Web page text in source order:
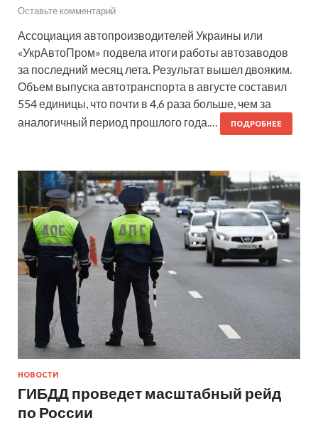
Оставьте комментарий
Ассоциация автопроизводителей Украины или
«УкрАвтоПром» подвела итоги работы автозаводов
за последний месяц лета. Результат вышел двояким.
Объем выпуска автотранспорта в августе составил
554 единицы, что почти в 4,6 раза больше, чем за
аналогичный период прошлого года.…
ПОДРОБНЕЕ
НОВОСТИ
ГИБДД проведет масштабный рейд
по России